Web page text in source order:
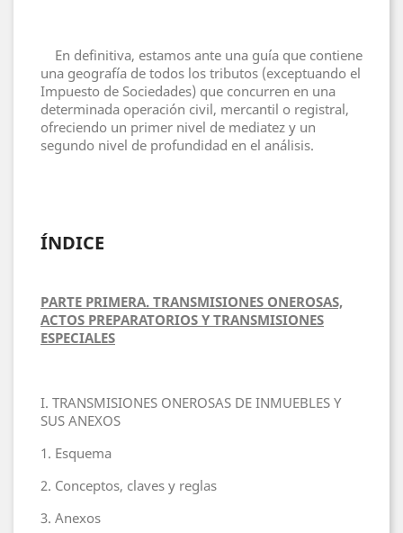
En definitiva, estamos ante una guía que contiene
una geografía de todos los tributos (exceptuando el
Impuesto de Sociedades) que concurren en una
determinada operación civil, mercantil o registral,
ofreciendo un primer nivel de mediatez y un
segundo nivel de profundidad en el análisis.
ÍNDICE
PARTE PRIMERA. TRANSMISIONES ONEROSAS,
ACTOS PREPARATORIOS Y TRANSMISIONES
ESPECIALES
I. TRANSMISIONES ONEROSAS DE INMUEBLES Y
SUS ANEXOS
1. Esquema
2. Conceptos, claves y reglas
3. Anexos